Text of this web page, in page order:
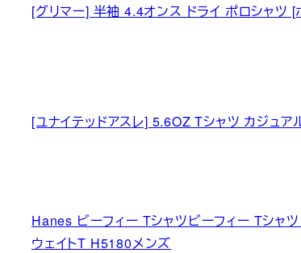
[グリマー] 半袖 4.4オンス ドライ ポロシャツ
[ユナイテッドアスレ] 5.6OZ Tシャツ カジュ
Hanes ビーフィー Tシャツビーフィー Tシ
ウェイトT H5180メンズ